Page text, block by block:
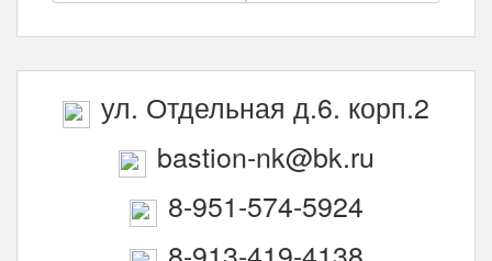
ул. Отдельная д.6. корп.2
bastion-nk@bk.ru
8-951-574-5924